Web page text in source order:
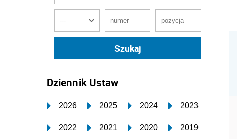
Dziennik Ustaw
2026 2025 2024 2023
2022 2021 2020 2019